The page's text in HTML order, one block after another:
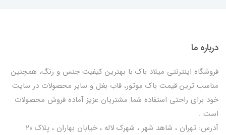
درباره ما
فروشگاه اینترنتی میلاد باک با بهترین کیفیت جنس و رنگ، همچنین
مناسب ترین قیمت باک موتور، قاب بغل و سایر محصولات در سایت
خود برای راحتی استفاده شما مشتریان عزیز آماده فروش محصولات
است .
آدرس: تهران ، شاهد شهر ، شهرک لاله ، خیابان بهاران ، پلاک ۲۰